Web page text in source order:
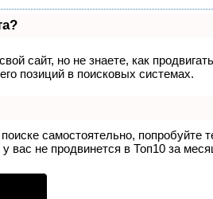
сайт, но не знаете, как
позиций в поисковых системах.
самостоятельно, попробуйте
вас не продвинется в Топ10 за